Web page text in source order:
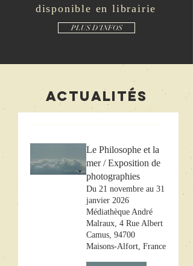
disponible en librairie
PLUS D'INFOS
Actualités
Le Philosophe et la
mer / Exposition de
photographies
Du 21 novembre au 31
janvier 2026
Médiathèque André
Malraux, 4 Rue Albert
Camus, 94700
Maisons-Alfort, France